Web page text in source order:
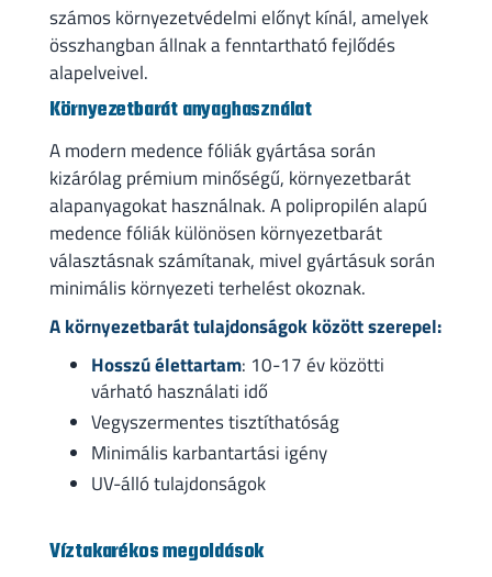
számos környezetvédelmi előnyt kínál, amelyek
összhangban állnak a fenntartható fejlődés
alapelveivel.
Környezetbarát anyaghasználat
A modern medence fóliák gyártása során
kizárólag prémium minőségű, környezetbarát
alapanyagokat használnak. A polipropilén alapú
medence fóliák különösen környezetbarát
választásnak számítanak, mivel gyártásuk során
minimális környezeti terhelést okoznak.
A környezetbarát tulajdonságok között szerepel:
Hosszú élettartam: 10-17 év közötti
várható használati idő
Vegyszermentes tisztíthatóság
Minimális karbantartási igény
UV-álló tulajdonságok
Víztakarékos megoldások